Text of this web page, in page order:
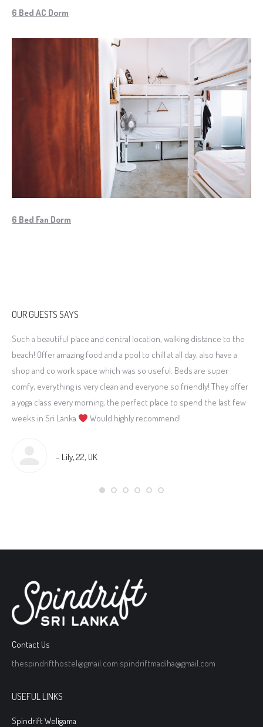
6 Bed AC Dorm
6 Bed Fan Dorm
OUR GUESTS SAYS
Such a beautiful place and central location, walking distance to the
beach! Offer amazing food and a pool to chill at all day, also have a
shop and co work space which was so useful. Beds are super
comfy, everything is very clean and everyone so friendly! They offer
a yoga class every morning, the perfect place to spend the last few
weeks in Sri Lanka
Would highly recommend!
– Lily, 22, UK
Contact Us
thespindrifthostel@gmail.com spindriftmadiha@gmail.com
USEFUL LINKS
Spindrift Weligama